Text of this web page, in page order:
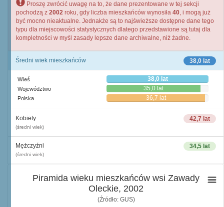
Proszę zwrócić uwagę na to, że dane prezentowane w tej sekcji
pochodzą z 2002 roku, gdy liczba mieszkańców wynosiła 40, i mogą już
być mocno nieaktualne. Jednakże są to najświeższe dostępne dane tego
typu dla miejscowości statystycznych dlatego przedstawione są tutaj dla
kompletności w myśl zasady lepsze dane archiwalne, niż żadne.
38,0 lat
Średni wiek mieszkańców
Wieś 38,0 lat
Województwo 35,0 lat
Polska 36,7 lat
42,7 lat
Kobiety
(średni wiek)
34,5 lat
Mężczyźni
(średni wiek)
Piramida wieku mieszkańców wsi Zawady
Oleckie, 2002
(Źródło: GUS)